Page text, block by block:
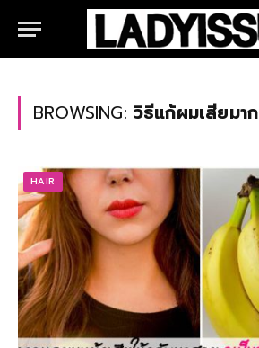
BROWSING: วิธีแก้ผมเสียมาก
HAIR